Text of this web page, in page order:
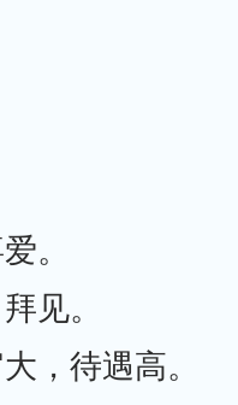
。
见。
，待遇高。